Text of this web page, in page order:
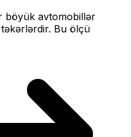
böyük avtomobillər
təkərlərdir. Bu ölçü